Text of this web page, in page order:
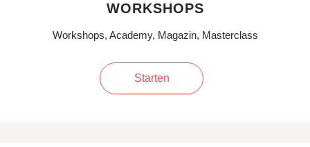
WORKSHOPS
Workshops, Academy, Magazin, Masterclass
Starten